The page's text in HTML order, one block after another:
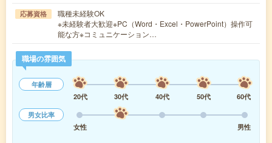
応募資格
職種未経験OK
※未経験者大歓迎※PC（Word・Excel・PowerPoint）操作可
能な方※コミュニケーション…
職場の雰囲気
年齢層
20代
30代 40代 50代
60代
男女比率
女性
男性